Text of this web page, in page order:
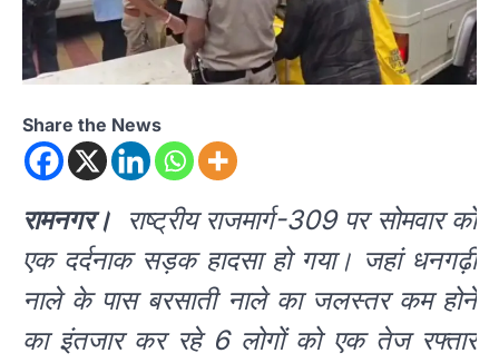
Share the News
रामनगर।
राष्ट्रीय राजमार्ग-309 पर सोमवार को
एक दर्दनाक सड़क हादसा हो गया। जहां धनगढ़ी
नाले के पास बरसाती नाले का जलस्तर कम होने
का इंतजार कर रहे 6 लोगों को एक तेज रफ्तार